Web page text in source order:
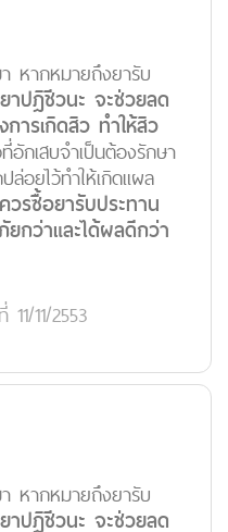
หากหมายถึงยารับ
าปฎิชีวนะ จะช่วยลด
การเกิดสิว ทำให้สิว
อักเสบจำเป็นต้องรักษา
ล่อยไว้ทำให้เกิดแผล
วรซื้อยารับประทาน
กว่าและได้ผลดีกว่า
11/11/2553
หากหมายถึงยารับ
าปฎิชีวนะ จะช่วยลด